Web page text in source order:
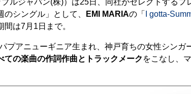
シングル」として、
EMI MARIAの「 I gotta-
は7月1日まで。
プアニューギニア生まれ、神戸育ちの女性シンガ
ての楽曲の作詞作曲とトラックメーク をこなし、